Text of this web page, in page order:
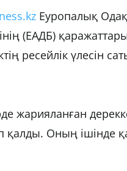
Еуропалық
(ЕАДБ)
ресейлік үлесін
жарияланған
қалды. Оның